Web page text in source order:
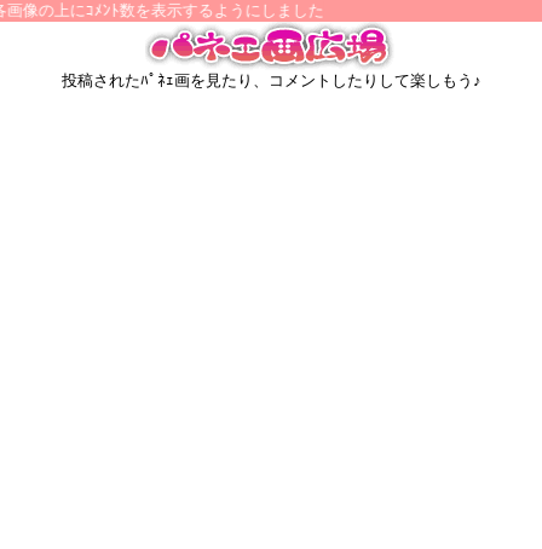
像の上にｺﾒﾝﾄ数を表示するようにしました
投稿されたﾊﾟﾈｪ画を見たり、コメントしたりして楽しもう♪